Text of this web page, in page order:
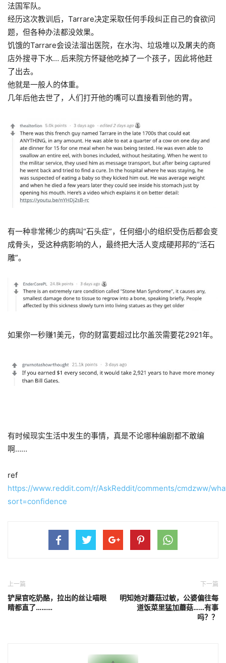
法国军队。
经历这次教训后，Tarrare决定采取任何手段纠正自己的食欲问
题，但各种办法都没效果。
饥饿的Tarrare会设法溜出医院，在水沟、垃圾堆以及屠夫的商
店外搜寻下水… 后来院方怀疑他吃掉了一个孩子，因此将他赶
了出去。
他就是一般人的体重。
几年后他去世了，人们打开他的嘴可以直接看到他的胃。
有一种非常稀少的病叫“石头症”，任何细小的组织受伤后都会变
成骨头，受这种病影响的人，最终把大活人变成硬邦邦的“活石
雕”。
如果你一秒赚1美元，你的财富要超过比尔盖茨需要花2921年。
有时候现实生活中发生的事情，真是不论哪种编剧都不敢编
啊……
ref
https://www.reddit.com/r/AskReddit/comments/cmdzww/
sort=confidence
上一篇
铲屎官吃奶酪，拉出的丝让喵眼
睛都直了………
下一篇
明知她对蘑菇过敏，公婆偏往每
道饭菜里猛加蘑菇……有事
吗？？